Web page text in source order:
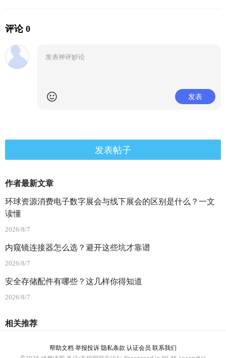
评论 0
发表
发表帖子
作者最新文章
环球资源消费电子数字展会与线下展会的区别是什么？一文
读懂
2026/8/7
内窥镜连接器怎么选？避开这些坑才靠谱
2026/8/7
安全存储配件有哪些？这几样你得知道
2026/8/7
相关推荐
帮助文档举报投诉隐私条款 认证会员 联系我们